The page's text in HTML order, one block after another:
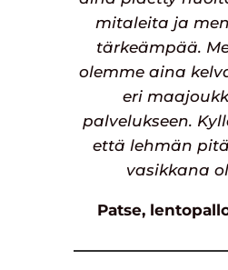
mitaleita ja
tärkeämpää.
olemme aina
eri
palvelukseen.
että lehmän
vasikkana
Patse,